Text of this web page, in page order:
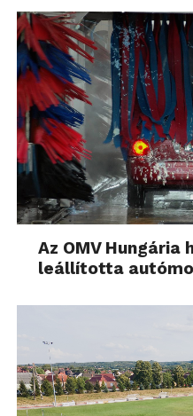
Az OMV
leállította